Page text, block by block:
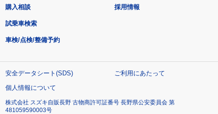
購入相談
試乗車検索
車検/点検/整備予約
採用情報
安全データシート(SDS)
ご利用にあたって
個人情報について
株式会社 スズキ自販長野 古物商許可証番号 長野県公安委員会 第
481059590003号